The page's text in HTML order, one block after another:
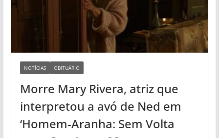
NOTÍCIAS OBITUÁRIO
Morre Mary Rivera, atriz que
interpretou a avó de Ned em
‘Homem-Aranha: Sem Volta